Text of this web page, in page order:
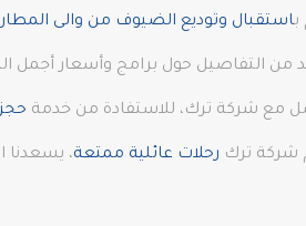
باستقبال وتوديع الضيوف من والى المطار
من التفاصيل حول برامج وأسعار أجمل
مع شركة ترك، للاستفادة من خدمة
شركة ترك رحلات عائلية ممتعة، يسعدنا